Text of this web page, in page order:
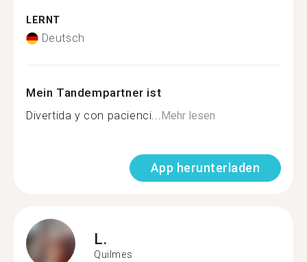
LERNT
Deutsch
Mein Tandempartner ist
Divertida y con pacienci...Mehr lesen
App herunterladen
L.
Quilmes